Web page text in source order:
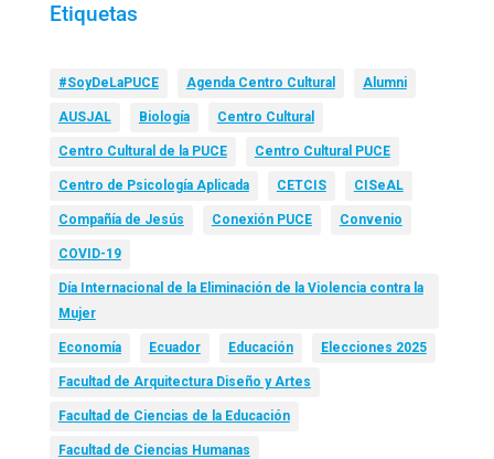
Etiquetas
#SoyDeLaPUCE Agenda Centro Cultural Alumni
AUSJAL Biología Centro Cultural
Centro Cultural de la PUCE Centro Cultural PUCE
Centro de Psicología Aplicada CETCIS CISeAL
Compañía de Jesús Conexión PUCE Convenio
COVID-19
Día Internacional de la Eliminación de la Violencia contra la
Mujer
Economía Ecuador Educación Elecciones 2025
Facultad de Arquitectura Diseño y Artes
Facultad de Ciencias de la Educación
Facultad de Ciencias Humanas